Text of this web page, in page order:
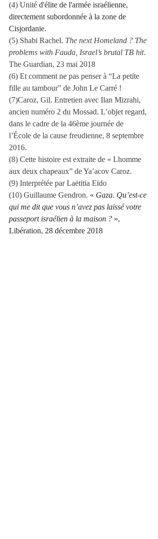
(4) Unité d'élite de l'armée israélienne,
directement subordonnée à la zone de
Cisjordanie.
(5) Shabi Rachel. The next Homeland ? The
problems with Fauda, Israel’s brutal TB hit.
The Guardian, 23 mai 2018
(6) Et comment ne pas penser à “La petite
fille au tambour” de John Le Carré !
(7)Caroz, Gil. Entretien avec Ilan Mizrahi,
ancien numéro 2 du Mossad. L’objet regard,
dans le cadre de la 46ème journée de
l’École de la cause freudienne, 8 septembre
2016.
(8) Cette histoire est extraite de « Lhomme
aux deux chapeaux” de Ya’acov Caroz.
(9) Interprétée par Laëtitia Eïdo
(10) Guillaume Gendron. « Gaza. Qu’est-ce
qui me dit que vous n’avez pas laissé votre
passeport israélien à la maison ? »,
Libération, 28 décembre 2018